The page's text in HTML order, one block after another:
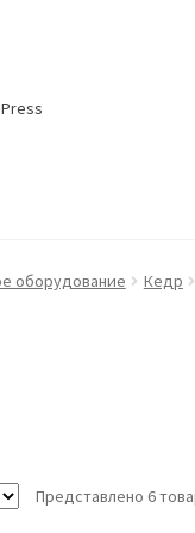
Корзина Мой
оборудование Кедр
Представлено 6